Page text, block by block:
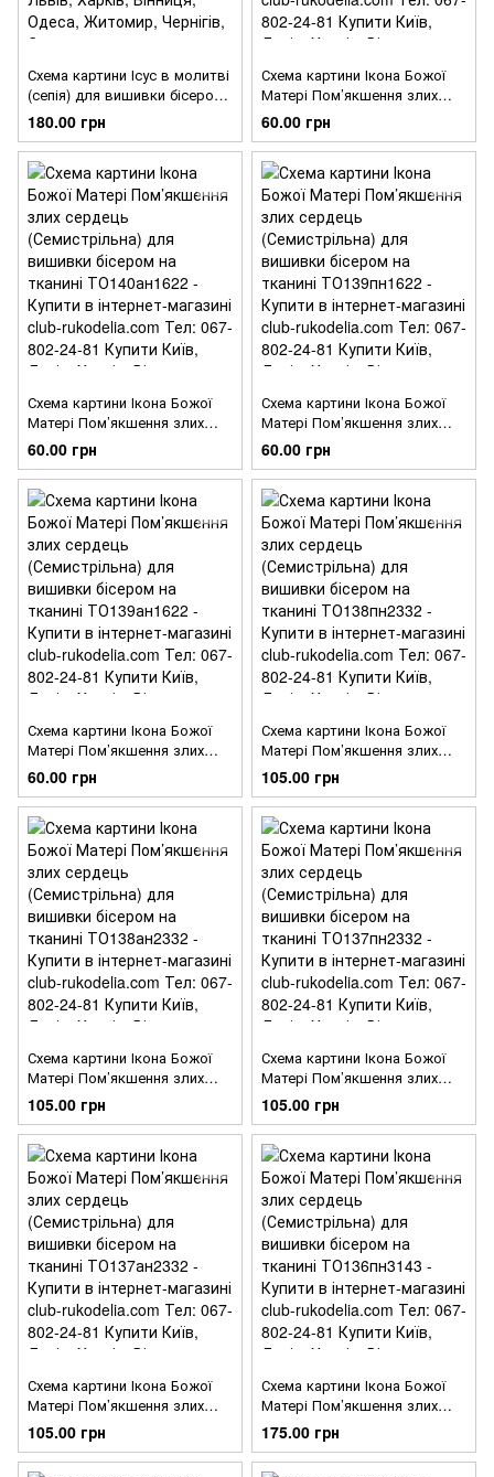
Схема картини Ісус в молитві
(сепія) для вишивки бісером
на тканині ТО141ан3545
180.00 грн
Схема картини Ікона Божої
Матері Пом’якшення злих
сердець (Семистрільна) для
вишивки бісером на тканині
ТО140пн1622
60.00 грн
Схема картини Ікона Божої
Матері Пом’якшення злих
сердець (Семистрільна) для
вишивки бісером на тканині
ТО140ан1622
60.00 грн
Схема картини Ікона Божої
Матері Пом’якшення злих
сердець (Семистрільна) для
вишивки бісером на тканині
ТО139пн1622
60.00 грн
Схема картини Ікона Божої
Матері Пом’якшення злих
сердець (Семистрільна) для
вишивки бісером на тканині
ТО139ан1622
60.00 грн
Схема картини Ікона Божої
Матері Пом’якшення злих
сердець (Семистрільна) для
вишивки бісером на тканині
ТО138пн2332
105.00 грн
Схема картини Ікона Божої
Матері Пом’якшення злих
сердець (Семистрільна) для
вишивки бісером на тканині
ТО138ан2332
105.00 грн
Схема картини Ікона Божої
Матері Пом’якшення злих
сердець (Семистрільна) для
вишивки бісером на тканині
ТО137пн2332
105.00 грн
Схема картини Ікона Божої
Матері Пом’якшення злих
сердець (Семистрільна) для
вишивки бісером на тканині
ТО137ан2332
105.00 грн
Схема картини Ікона Божої
Матері Пом’якшення злих
сердець (Семистрільна) для
вишивки бісером на тканині
ТО136пн3143
175.00 грн